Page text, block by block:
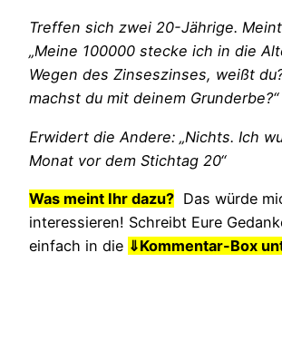
Treffen sich zwei 20-Jährige.
„Meine 100000 stecke ich in die
Wegen des Zinseszinses, weißt
machst du mit deinem Grunderbe?“
Erwidert die Andere: „Nichts. Ich
Monat vor dem Stichtag 20“
Was meint Ihr dazu? Das würde
interessieren! Schreibt Eure
einfach in die ⇓Kommentar-Box